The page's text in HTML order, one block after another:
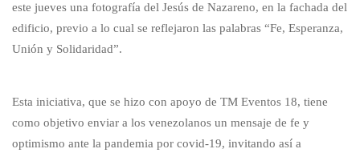
este jueves una fotografía del Jesús de Nazareno, en la fachada del
edificio, previo a lo cual se reflejaron las palabras “Fe, Esperanza,
Unión y Solidaridad”.
Esta iniciativa, que se hizo con apoyo de TM Eventos 18, tiene
como objetivo enviar a los venezolanos un mensaje de fe y
optimismo ante la pandemia por covid-19, invitando así a